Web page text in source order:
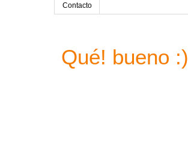
Contacto
Qué! bueno :)